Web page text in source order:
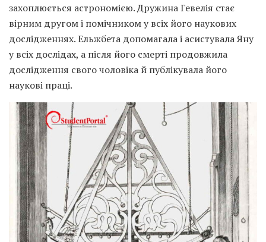
захоплюється астрономією. Дружина Гевелія стає
вірним другом і помічником у всіх його наукових
дослідженнях. Ельжбета допомагала і асистувала Яну
у всіх дослідах, а після його смерті продовжила
дослідження свого чоловіка й публікувала його
наукові праці.